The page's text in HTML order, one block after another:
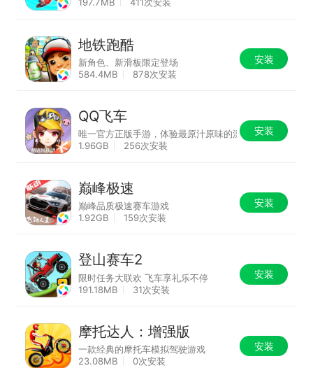
197.7MB
411次安装
地铁跑酷
新角色、新滑板限定登场
584.4MB
878次安装
安装
QQ飞车
唯一官方正版手游，体验最原汁原味的漂移！
1.96GB
256次安装
安装
巅峰极速
巅峰品质极速赛车游戏
1.92GB
159次安装
安装
登山赛车2
限时任务大联欢 飞车享礼乐不停
191.18MB
31次安装
安装
摩托达人：增强版
一款经典的摩托车模拟驾驶游戏
23.08MB
0次安装
安装